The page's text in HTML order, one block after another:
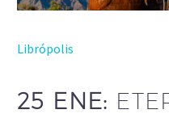
Librópolis
25 ENE: